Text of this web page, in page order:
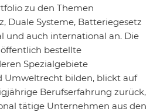
zu den Themen
Duale Systeme, Batteriegesetz
und auch international an. Die
bestellte
Spezialgebiete
Umweltrecht bilden, blickt auf
Berufserfahrung zurück,
tätige Unternehmen aus den